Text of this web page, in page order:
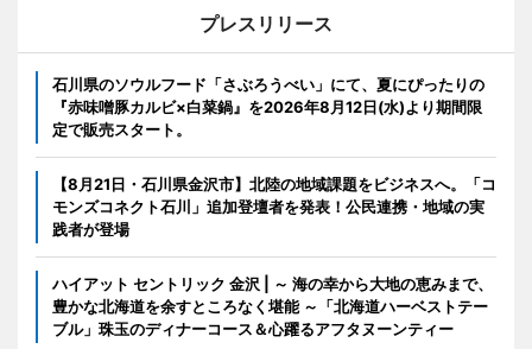
プレスリリース
石川県のソウルフード「さぶろうべい」にて、夏にぴったりの
『赤味噌豚カルビ×白菜鍋』を2026年8月12日(水)より期間限
定で販売スタート。
【8月21日・石川県金沢市】北陸の地域課題をビジネスへ。「コ
モンズコネクト石川」追加登壇者を発表！公民連携・地域の実
践者が登場
ハイアット セントリック 金沢 | ～ 海の幸から大地の恵みまで、
豊かな北海道を余すところなく堪能 ～「北海道ハーベストテー
ブル」珠玉のディナーコース＆心躍るアフタヌーンティー